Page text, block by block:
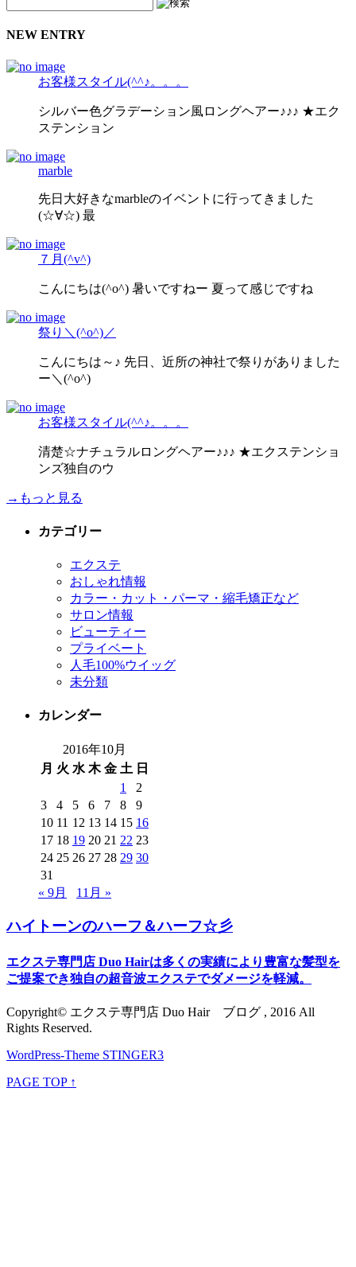
NEW ENTRY
お客様スタイル(^^♪。。。
シルバー色グラデーション風ロングヘアー♪♪♪ ★エク
ステンション
marble
先日大好きなmarbleのイベントに行ってきました
(☆∀☆) 最
７月(^v^)
こんにちは(^o^) 暑いですねー 夏って感じですね
祭り＼(^o^)／
こんにちは～♪ 先日、近所の神社で祭りがありました
ー＼(^o^)
お客様スタイル(^^♪。。。
清楚☆ナチュラルロングヘアー♪♪♪ ★エクステンショ
ンズ独自のウ
→もっと見る
カテゴリー
エクステ
おしゃれ情報
カラー・カット・パーマ・縮毛矯正など
サロン情報
ビューティー
プライベート
人毛100%ウイッグ
未分類
カレンダー
2016年10月
月 火 水 木 金 土 日
1
2
3
4 5 6 7 8
9
10 11 12 13 14 15 16
17 18 19 20 21 22 23
24 25 26 27 28 29 30
31
« 9月
11月 »
ハイトーンのハーフ＆ハーフ☆彡
エクステ専門店 Duo Hairは多くの実績により豊富な髪型を
ご提案でき独自の超音波エクステでダメージを軽減。
Copyright© エクステ専門店 Duo Hair ブログ , 2016 All
Rights Reserved.
WordPress-Theme STINGER3
PAGE TOP ↑